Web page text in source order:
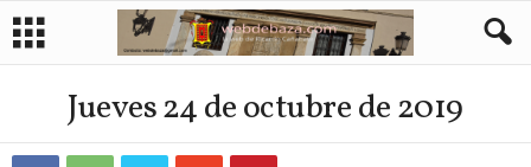
Jueves 24 de octubre de 2019